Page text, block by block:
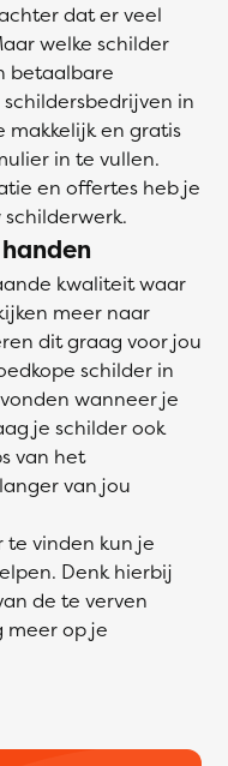
dat er veel
welke schilder
betaalbare
in
makkelijk en gratis
in te vullen.
en offertes heb je
kwaliteit waar
meer naar
dit graag voor jou
schilder in
wanneer je
je schilder ook
van het
van jou
te vinden kun je
Denk hierbij
de te verven
meer op je